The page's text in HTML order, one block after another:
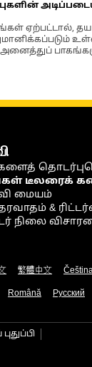
ஏற்பட்டால்,
டீலரைக்
மையம்
&
நிலை
繁體中文
Română Русский